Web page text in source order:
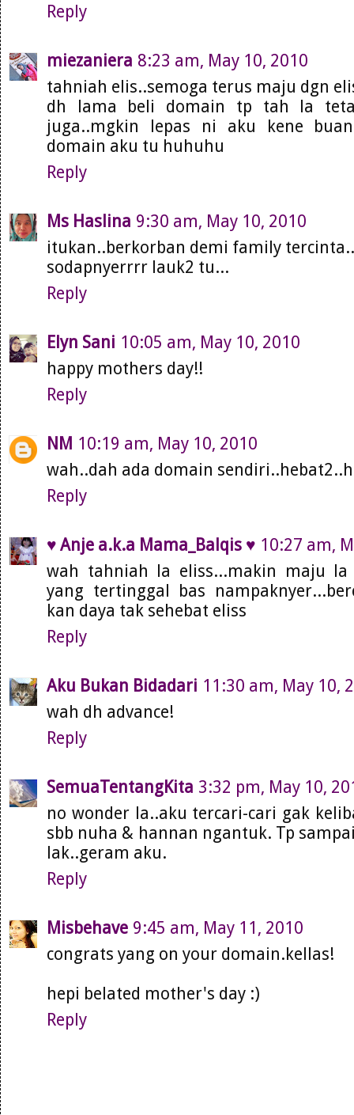
Reply
miezaniera 8:23 am, May 10, 2010
tahniah elis..semoga terus maju dgn
dh lama beli domain tp tah la
juga..mgkin lepas ni aku kene
domain aku tu huhuhu
Reply
Ms Haslina 9:30 am, May 10, 2010
itukan..berkorban demi family tercinta..
sodapnyerrrr lauk2 tu...
Reply
Elyn Sani 10:05 am, May 10, 2010
happy mothers day!!
Reply
NM 10:19 am, May 10, 2010
wah..dah ada domain
Reply
♥ Anje a.k.a Mama_Balqis ♥ 10:27 am,
wah tahniah la eliss...makin maju la
yang tertinggal bas
kan daya tak sehebat eliss
Reply
Aku Bukan Bidadari 11:30 am, May 10,
wah dh advance!
Reply
SemuaTentangKita 3:32 pm, May 10,
no wonder la..aku tercari-cari gak
sbb nuha & hannan ngantuk. Tp
lak..geram aku.
Reply
Misbehave 9:45 am, May 11, 2010
congrats yang on your domain.kellas!
hepi belated mother's day :)
Reply